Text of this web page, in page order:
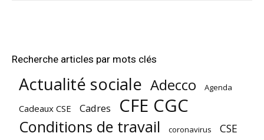
Recherche articles par mots clés
Actualité sociale Adecco Agenda
Cadeaux CSE Cadres CFE CGC
Conditions de travail coronavirus CSE